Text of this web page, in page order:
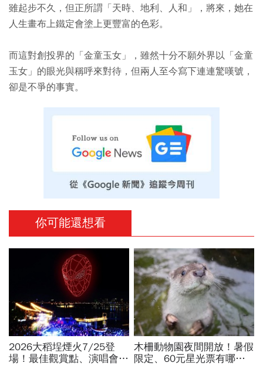
雖起步不久，但正所謂「天時、地利、人和」，將來，她在
人生畫布上鐵定會塗上更豐富的色彩。
而這對創投界的「金童玉女」，雖然十分不願外界以「金童
玉女」的眼光與稱呼來對待，但兩人至今寫下連連驚嘆號，
卻是不爭的事實。
你可能還想看
2026大稻埕煙火7/25登
場！最佳觀賞點、演唱會卡
木柵動物園夜間開放！暑假
限定、60元星光票有哪些